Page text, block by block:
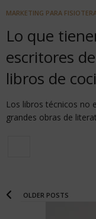
MARKETING PARA
Lo que
escritores
libros de
Los libros técnicos no
grandes obras de
OLDER POSTS